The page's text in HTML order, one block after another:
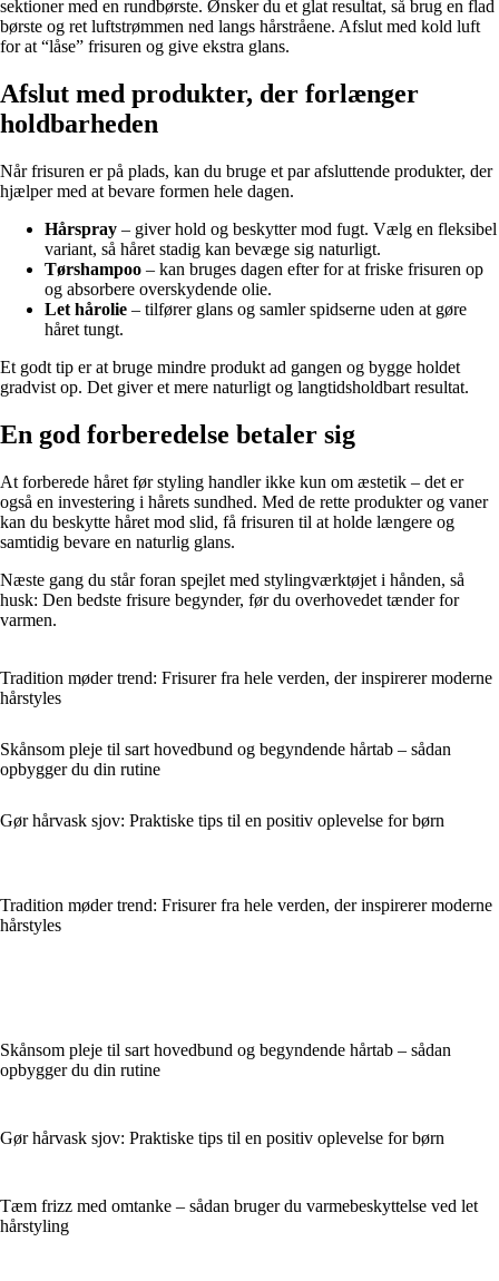
sektioner med en rundbørste. Ønsker du et glat resultat, så brug en flad
børste og ret luftstrømmen ned langs hårstråene. Afslut med kold luft
for at “låse” frisuren og give ekstra glans.
Afslut med produkter, der forlænger
holdbarheden
Når frisuren er på plads, kan du bruge et par afsluttende produkter, der
hjælper med at bevare formen hele dagen.
Hårspray – giver hold og beskytter mod fugt. Vælg en fleksibel
variant, så håret stadig kan bevæge sig naturligt.
Tørshampoo – kan bruges dagen efter for at friske frisuren op
og absorbere overskydende olie.
Let hårolie – tilfører glans og samler spidserne uden at gøre
håret tungt.
Et godt tip er at bruge mindre produkt ad gangen og bygge holdet
gradvist op. Det giver et mere naturligt og langtidsholdbart resultat.
En god forberedelse betaler sig
At forberede håret før styling handler ikke kun om æstetik – det er
også en investering i hårets sundhed. Med de rette produkter og vaner
kan du beskytte håret mod slid, få frisuren til at holde længere og
samtidig bevare en naturlig glans.
Næste gang du står foran spejlet med stylingværktøjet i hånden, så
husk: Den bedste frisure begynder, før du overhovedet tænder for
varmen.
Tradition møder trend: Frisurer fra hele verden, der inspirerer moderne
hårstyles
Skånsom pleje til sart hovedbund og begyndende hårtab – sådan
opbygger du din rutine
Gør hårvask sjov: Praktiske tips til en positiv oplevelse for børn
Tradition møder trend: Frisurer fra hele verden, der inspirerer moderne
hårstyles
Skånsom pleje til sart hovedbund og begyndende hårtab – sådan
opbygger du din rutine
Gør hårvask sjov: Praktiske tips til en positiv oplevelse for børn
Tæm frizz med omtanke – sådan bruger du varmebeskyttelse ved let
hårstyling